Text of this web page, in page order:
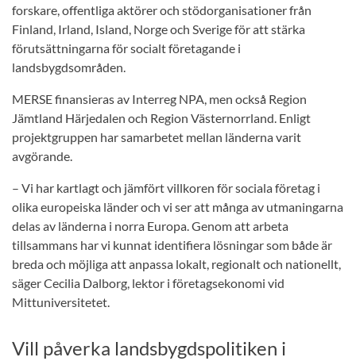
forskare, offentliga aktörer och stödorganisationer från
Finland, Irland, Island, Norge och Sverige för att stärka
förutsättningarna för socialt företagande i
landsbygdsområden.
MERSE finansieras av Interreg NPA, men också Region
Jämtland Härjedalen och Region Västernorrland. Enligt
projektgruppen har samarbetet mellan länderna varit
avgörande.
– Vi har kartlagt och jämfört villkoren för sociala företag i
olika europeiska länder och vi ser att många av utmaningarna
delas av länderna i norra Europa. Genom att arbeta
tillsammans har vi kunnat identifiera lösningar som både är
breda och möjliga att anpassa lokalt, regionalt och nationellt,
säger Cecilia Dalborg, lektor i företagsekonomi vid
Mittuniversitetet.
Vill påverka landsbygdspolitiken i